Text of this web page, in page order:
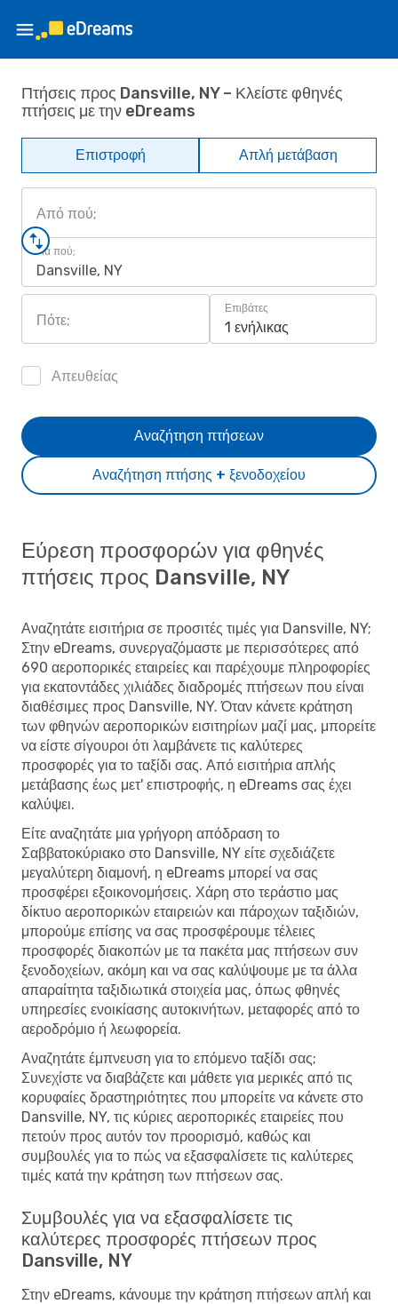
Πτήσεις προς Dansville, NY – Κλείστε φθηνές
πτήσεις με την eDreams
Επιστροφή Απλή μετάβαση
Από πού;
Για πού;
Dansville, NY
Πότε;
Επιβάτες
1 ενήλικας
Απευθείας
Αναζήτηση πτήσης + ξενοδοχείου
Αναζήτηση πτήσεων
Εύρεση προσφορών για φθηνές
πτήσεις προς Dansville, NY
Αναζητάτε εισιτήρια σε προσιτές τιμές για Dansville, NY;
Στην eDreams, συνεργαζόμαστε με περισσότερες από
690 αεροπορικές εταιρείες και παρέχουμε πληροφορίες
για εκατοντάδες χιλιάδες διαδρομές πτήσεων που είναι
διαθέσιμες προς Dansville, NY. Όταν κάνετε κράτηση
των φθηνών αεροπορικών εισιτηρίων μαζί μας, μπορείτε
να είστε σίγουροι ότι λαμβάνετε τις καλύτερες
προσφορές για το ταξίδι σας. Από εισιτήρια απλής
μετάβασης έως μετ' επιστροφής, η eDreams σας έχει
καλύψει.
Είτε αναζητάτε μια γρήγορη απόδραση το
Σαββατοκύριακο στο Dansville, NY είτε σχεδιάζετε
μεγαλύτερη διαμονή, η eDreams μπορεί να σας
προσφέρει εξοικονομήσεις. Χάρη στο τεράστιο μας
δίκτυο αεροπορικών εταιρειών και πάροχων ταξιδιών,
μπορούμε επίσης να σας προσφέρουμε τέλειες
προσφορές διακοπών με τα πακέτα μας πτήσεων συν
ξενοδοχείων, ακόμη και να σας καλύψουμε με τα άλλα
απαραίτητα ταξιδιωτικά στοιχεία μας, όπως φθηνές
υπηρεσίες ενοικίασης αυτοκινήτων, μεταφορές από το
αεροδρόμιο ή λεωφορεία.
Αναζητάτε έμπνευση για το επόμενο ταξίδι σας;
Συνεχίστε να διαβάζετε και μάθετε για μερικές από τις
κορυφαίες δραστηριότητες που μπορείτε να κάνετε στο
Dansville, NY, τις κύριες αεροπορικές εταιρείες που
πετούν προς αυτόν τον προορισμό, καθώς και
συμβουλές για το πώς να εξασφαλίσετε τις καλύτερες
τιμές κατά την κράτηση των πτήσεων σας.
Συμβουλές για να εξασφαλίσετε τις
καλύτερες προσφορές πτήσεων προς
Dansville, NY
Στην eDreams, κάνουμε την κράτηση πτήσεων απλή και